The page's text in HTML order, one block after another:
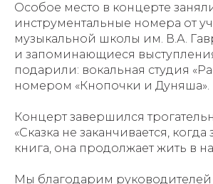
Особое место в концерте
инструментальные номера от
музыкальной школы им. В.А.
и запоминающиеся
подарили: вокальная студия
номером «Кнопочки и Дуняша».
Концерт завершился
«Сказка не заканчивается, когда
книга, она продолжает жить в
Мы благодарим руководителей